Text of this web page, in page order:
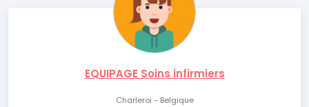
EQUIPAGE Soins infirmiers
Charleroi - Belgique